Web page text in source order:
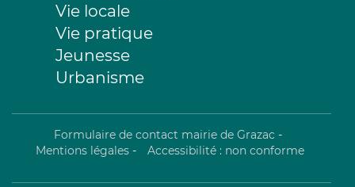
Vie locale
Vie pratique
Jeunesse
Urbanisme
Formulaire de contact mairie de Grazac -
Mentions légales- Accessibilité : non conforme